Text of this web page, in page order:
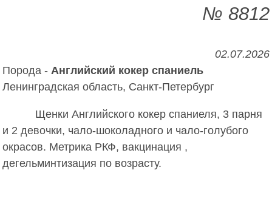
№ 8812
02.07.2026
Порода - Английский кокер спаниель
Ленинградская область, Санкт-Петербург
Щенки Английского кокер спаниеля, 3 парня
и 2 девочки, чало-шоколадного и чало-голубого
окрасов. Метрика РКФ, вакцинация ,
дегельминтизация по возрасту.